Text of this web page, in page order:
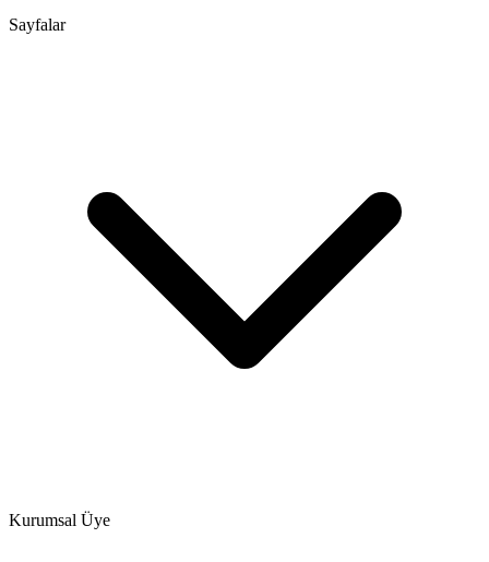
Sayfalar
Kurumsal Üye